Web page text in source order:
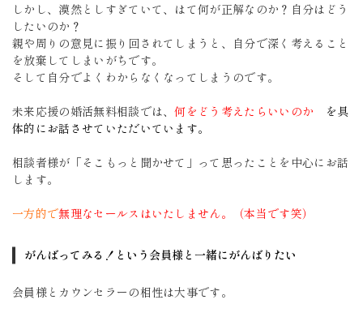
しかし、漠然としすぎていて、はて何が正解なのか？自分はどう
したいのか？
親や周りの意見に振り回されてしまうと、自分で深く考えること
を放棄してしまいがちです。
そして自分でよくわからなくなってしまうのです。
未来応援の婚活無料相談では、何をどう考えたらいいのか
を具
体的にお話させていただいています。
相談者様が「そこもっと聞かせて」って思ったことを中心にお話
します。
一方的で無理なセールスはいたしません。（本当です笑）
がんばってみる！という会員様と一緒にがんばりたい
会員様とカウンセラーの相性は大事です。